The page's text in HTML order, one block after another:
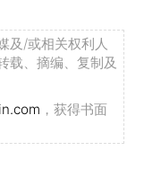
及/或相关权利人
载、摘编、复制及
，获得书面